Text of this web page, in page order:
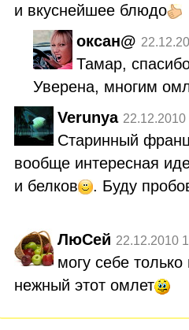
и вкуснейшее блюдо
оксан@
Тамар,
Уверена, многим
Verunya 22.12.2010
Старинный
вообще интересная
и белков
. Буду
ЛюСей 22.12.2010
могу себе только
нежный этот омлет